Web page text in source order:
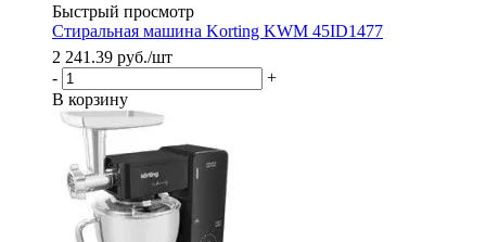
Быстрый просмотр
Стиральная машина Korting KWM 45ID1477
2 241.39 руб./шт
-
+
В корзину